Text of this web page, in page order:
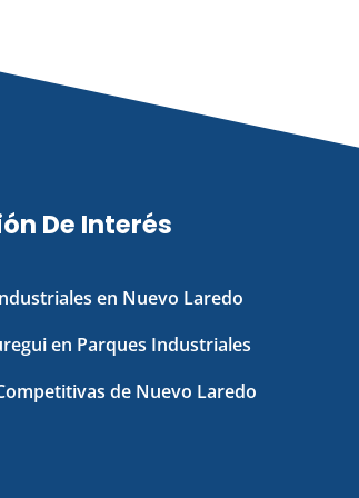
De Interés
en Nuevo Laredo
en Parques Industriales
de Nuevo Laredo